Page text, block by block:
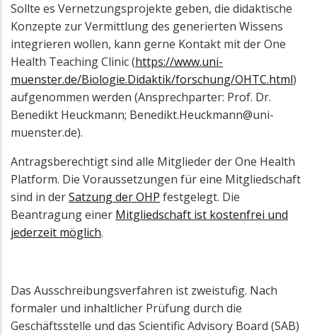
Sollte es Vernetzungsprojekte geben, die didaktische
Konzepte zur Vermittlung des generierten Wissens
integrieren wollen, kann gerne Kontakt mit der One
Health Teaching Clinic (https://www.uni-
muenster.de/Biologie.Didaktik/forschung/OHTC.html)
aufgenommen werden (Ansprechparter: Prof. Dr.
Benedikt Heuckmann; Benedikt.Heuckmann@uni-
muenster.de).
Antragsberechtigt sind alle Mitglieder der One Health
Platform. Die Voraussetzungen für eine Mitgliedschaft
sind in derSatzung der OHP festgelegt. Die
Beantragung einer Mitgliedschaft ist kostenfrei und
jederzeit möglich.
Das Ausschreibungsverfahren ist zweistufig. Nach
formaler und inhaltlicher Prüfung durch die
Geschäftsstelle und das Scientific Advisory Board (SAB)